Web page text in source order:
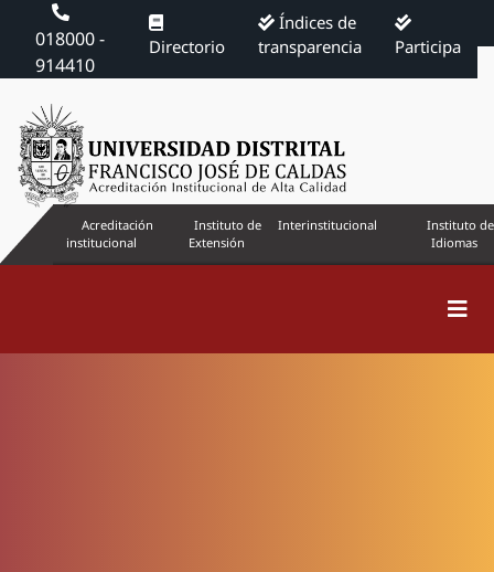
018000 -
914410
Directorio
Índices de
transparencia
Participa
Acreditación
institucional
Instituto de
Extensión
Interinstitucional
Instituto de
Idiomas